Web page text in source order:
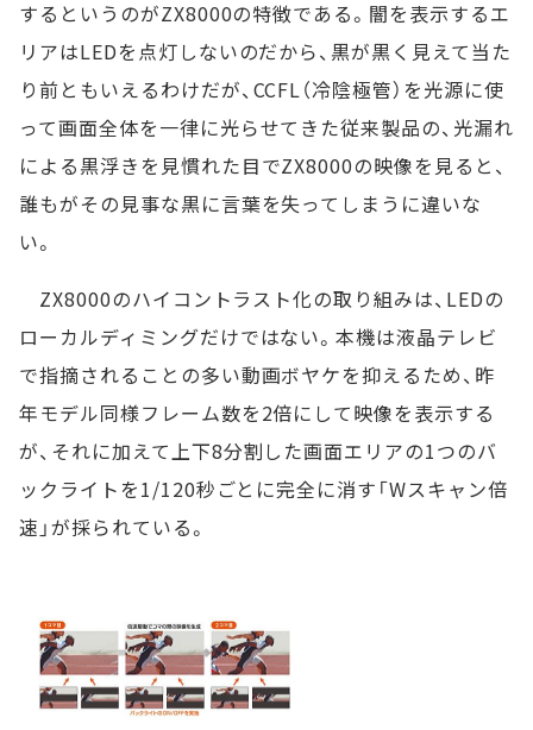
するというのがZX8000の特徴である。闇を表示するエ
リアはLEDを点灯しないのだから、黒が黒く見えて当た
り前ともいえるわけだが、CCFL（冷陰極管）を光源に使
って画面全体を一律に光らせてきた従来製品の、光漏れ
による黒浮きを見慣れた目でZX8000の映像を見ると、
誰もがその見事な黒に言葉を失ってしまうに違いな
い。
ZX8000のハイコントラスト化の取り組みは、LEDの
ローカルディミングだけではない。本機は液晶テレビ
で指摘されることの多い動画ボヤケを抑えるため、昨
年モデル同様フレーム数を2倍にして映像を表示する
が、それに加えて上下8分割した画面エリアの1つのバ
ックライトを1/120秒ごとに完全に消す「Wスキャン倍
速」が採られている。